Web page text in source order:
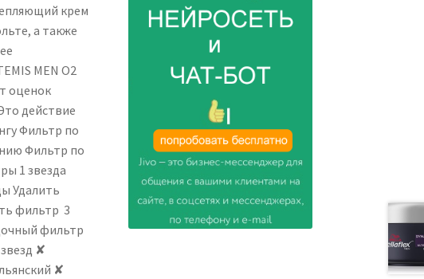
крем
а также
MEN O2
оценок
действие
Фильтр по
Фильтр по
1 звезда
Удалить
фильтр 3
фильтр
✘
✘